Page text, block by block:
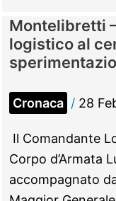
Disavventura
alla
“Mutua”
per
Sabrina
e
Duilio
Montelibretti
logistico al
Cronaca / 28
Il Comandante
Corpo d’Armata
accompagnato